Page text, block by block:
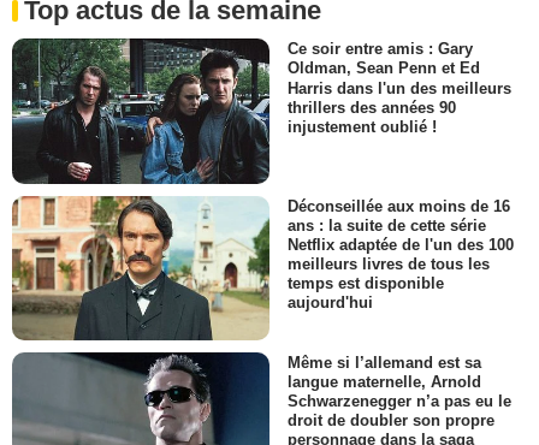
Top actus de la semaine
Ce soir entre amis : Gary
Oldman, Sean Penn et Ed
Harris dans l'un des meilleurs
thrillers des années 90
injustement oublié !
Déconseillée aux moins de 16
ans : la suite de cette série
Netflix adaptée de l'un des 100
meilleurs livres de tous les
temps est disponible
aujourd'hui
Même si l’allemand est sa
langue maternelle, Arnold
Schwarzenegger n’a pas eu le
droit de doubler son propre
personnage dans la saga